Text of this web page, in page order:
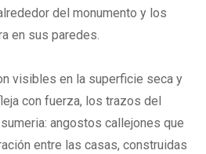
del monumento y los
en sus paredes.
visibles en la superficie seca y
con fuerza, los trazos del
angostos callejones que
entre las casas, construidas